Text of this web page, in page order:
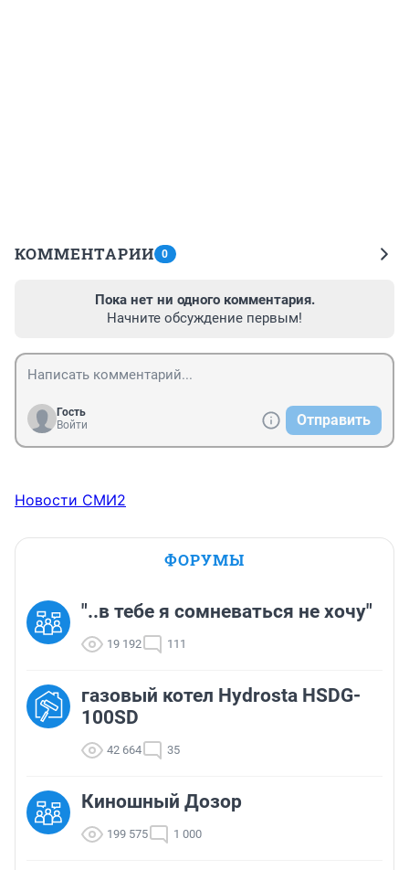
КОММЕНТАРИИ 0
Пока нет ни одного комментария.
Начните обсуждение первым!
Гость
Войти
Отправить
Новости СМИ2
ФОРУМЫ
"..в тебе я сомневаться не хочу"
19 192 111
газовый котел Hydrosta HSDG-
100SD
42 664 35
Киношный Дозор
199 575 1 000